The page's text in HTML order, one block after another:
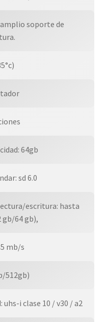
amplio soporte de
64gb
sd 6.0
escritura: hasta
gb/64 gb),
mb/s
512gb)
uhs-i clase 10 / v30 / a2